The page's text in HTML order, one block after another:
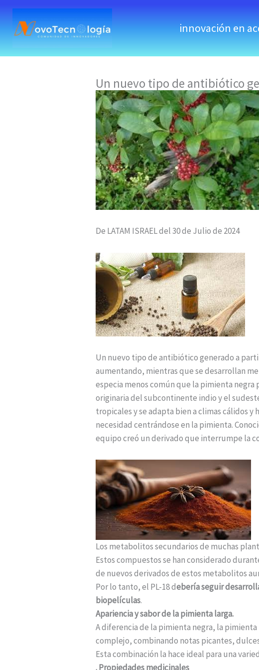
skip
content
innovación en
Un nuevo tipo de antibiótico
De LATAM ISRAEL del 30 de Julio de 2024
Un nuevo tipo de antibiótico generado a
aumentando, mientras que se desarrollan
especia menos común que la pimienta
originaria del subcontinente indio y el
tropicales y se adapta bien a climas cálidos
necesidad centrándose en la pimienta.
equipo creó un derivado que interrumpe la
Los metabolitos secundarios de muchas
Estos compuestos se han considerado
de nuevos derivados de estos metabolitos
Por lo tanto, el PL-18 debería seguir
biopelículas.
Apariencia y sabor de la pimienta larga.
A diferencia de la pimienta negra, la
complejo, combinando notas picantes,
Esta combinación la hace ideal para una
. Propiedades medicinales